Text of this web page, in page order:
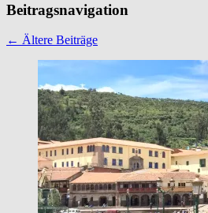
Beitragsnavigation
← Ältere Beiträge